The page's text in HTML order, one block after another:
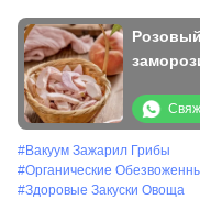
сушеные
#Вакуум Зажарил Грибы
#Органические
#Здоровые Закуски Овоща